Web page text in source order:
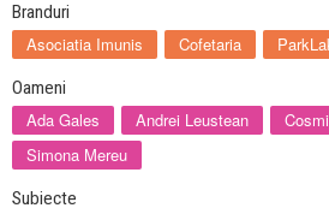
Branduri
Asociatia Imunis Cofetaria
Oameni
Ada Gales Andrei Leustean
Simona Mereu
Subiecte